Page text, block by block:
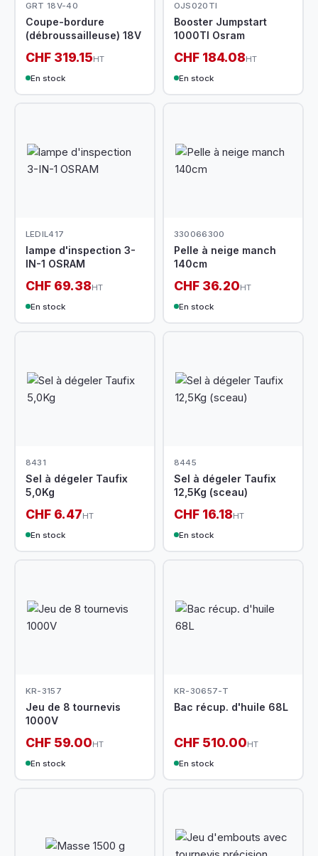
GRT 18V-40
Coupe-bordure
(débroussailleuse) 18V
CHF 319.15HT
En stock
OJS020TI
Booster Jumpstart
1000TI Osram
CHF 184.08HT
En stock
LEDIL417
lampe d'inspection 3-
IN-1 OSRAM
CHF 69.38HT
En stock
330066300
Pelle à neige manch
140cm
CHF 36.20HT
En stock
8431
Sel à dégeler Taufix
5,0Kg
CHF 6.47HT
En stock
8445
Sel à dégeler Taufix
12,5Kg (sceau)
CHF 16.18HT
En stock
KR-3157
Jeu de 8 tournevis
1000V
CHF 59.00HT
En stock
KR-30657-T
Bac récup. d'huile 68L
CHF 510.00HT
En stock